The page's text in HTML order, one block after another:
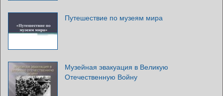
Путешествие по музеям мира
Музейная эвакуация в Великую
Отечественную Войну